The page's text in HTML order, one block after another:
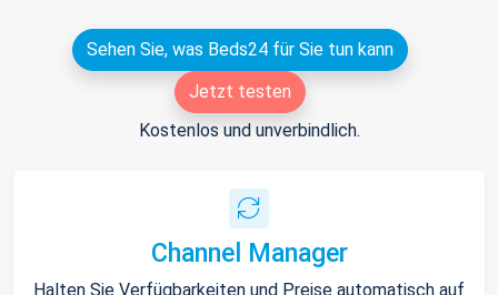
Sehen Sie, was Beds24 für Sie tun kann
Jetzt testen
Kostenlos und unverbindlich.
Channel Manager
Halten Sie Verfügbarkeiten und Preise automatisch auf